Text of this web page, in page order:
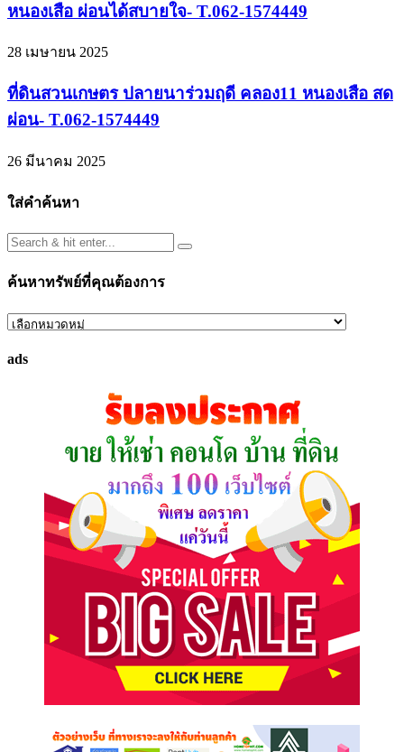
หนองเสือ ผ่อนได้สบายใจ- T.062-1574449
28 เมษายน 2025
ที่ดินสวนเกษตร ปลายนาร่วมฤดี คลอง11 หนองเสือ สด
ผ่อน- T.062-1574449
26 มีนาคม 2025
ใส่คำค้นหา
ค้นหาทรัพย์ที่คุณต้องการ
ค้นหา
ที่
ads